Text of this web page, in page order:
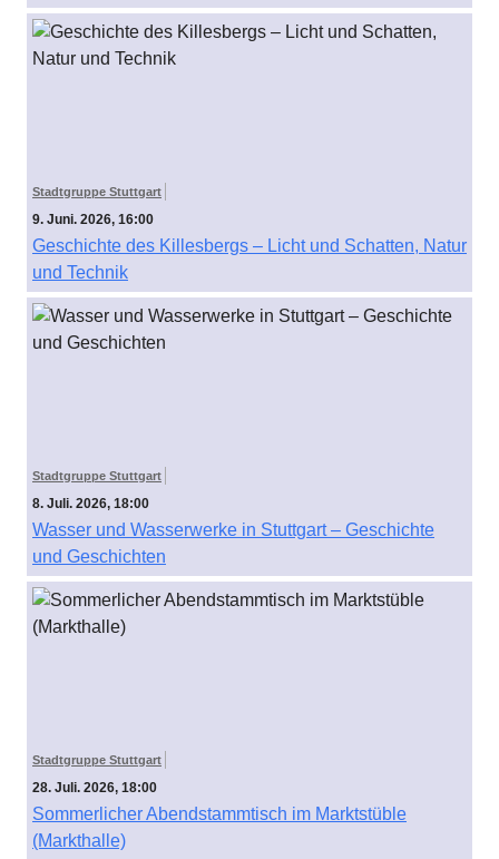
Stadtgruppe Stuttgart
9. Juni. 2026, 16:00
Geschichte des Killesbergs – Licht und Schatten, Natur
und Technik
Stadtgruppe Stuttgart
8. Juli. 2026, 18:00
Wasser und Wasserwerke in Stuttgart – Geschichte
und Geschichten
Stadtgruppe Stuttgart
28. Juli. 2026, 18:00
Sommerlicher Abendstammtisch im Marktstüble
(Markthalle)